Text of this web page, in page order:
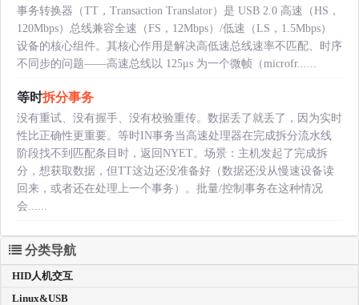
事务转换器（TT，Transaction Translator）是 USB 2.0 高速（HS，
120Mbps）总线兼容全速（FS，12Mbps）/低速（LS，1.5Mbps）
设备的核心组件。其核心作用是解决高低速总线速率不匹配、时序
不同步的问题——高速总线以 125μs 为一个微帧（microfr......
等时拆分事务
没有重试、没有握手、没有校验重传。数据丢了就丢了，因为实时
性比正确性更重要。等时IN事务当高速处理器在完成拆分流水线
阶段找不到匹配条目时，返回NYET。场景：主机发起了完成拆
分，想获取数据，但TT这边还没准备好（数据还没从慢速设备读
回来，或者还在处理上一个事务）。批量/控制事务在这种情况
会......
分类导航
HID人机交互
Linux&USB